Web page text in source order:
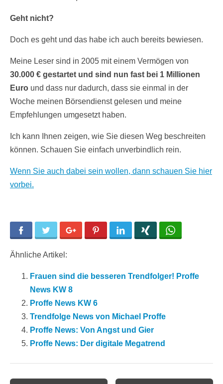
Geht nicht?
Doch es geht und das habe ich auch bereits bewiesen.
Meine Leser sind in 2005 mit einem Vermögen von
30.000 € gestartet und sind nun fast bei 1 Millionen
Euro und dass nur dadurch, dass sie einmal in der
Woche meinen Börsendienst gelesen und meine
Empfehlungen umgesetzt haben.
Ich kann Ihnen zeigen, wie Sie diesen Weg beschreiten
können. Schauen Sie einfach unverbindlich rein.
Wenn Sie auch dabei sein wollen, dann schauen Sie hier
vorbei.
Facebook Twitter Google+ Pinterest LinkedIn
Ähnliche Artikel:
Frauen sind die besseren Trendfolger! Proffe
News KW 8
Proffe News KW 6
Trendfolge News von Michael Proffe
Proffe News: Von Angst und Gier
Proffe News: Der digitale Megatrend